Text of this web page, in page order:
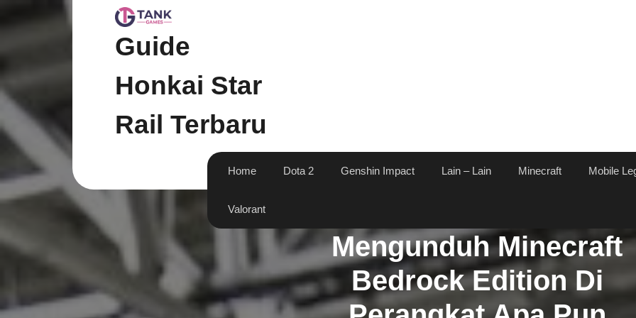
Guide
Honkai Star
Rail Terbaru
Home Dota 2 Genshin Impact Lain – Lain Minecraft Mobile
Valorant
Mengunduh Minecraft
Bedrock Edition Di